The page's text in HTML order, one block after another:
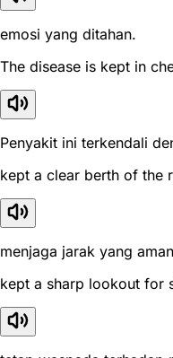
emosi yang ditahan.
The disease is kept in
Penyakit ini terkendali
kept a clear berth of the
menjaga jarak yang
kept a sharp lookout for